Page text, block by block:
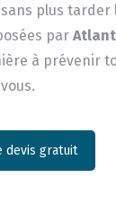
plus tarder
par
à prévenir
devis gratuit